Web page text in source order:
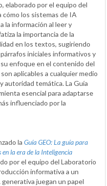
elaborado por el equipo del
cómo los sistemas de IA
la información al leer y
la importancia de la
en los textos, sugiriendo
iniciales informativos y
enfoque en el contenido del
aplicables a cualquier medio
autoridad temática. La Guía
esencial para adaptarse
influenciado por la
la Guía GEO: La guía para
la era de la Inteligencia
por el equipo del Laboratorio
informativa a un
juegan un papel